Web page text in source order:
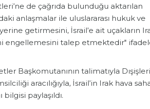
de çağrıda bulunduğu aktarılan
anlaşmalar ile uluslararası hukuk ve
getirmesini, İsrail’e ait uçakların
engellemesini talep etmektedir"
Başkomutanının talimatıyla Dışişleri
aracılığıyla, İsrail’in Irak hava
paylaşıldı.